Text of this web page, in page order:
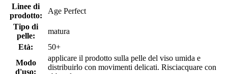
Linee di
prodotto:
Age Perfect
Tipo di
pelle:
matura
Età:
50+
Modo
d'uso:
applicare il prodotto sulla pelle del viso umida e
distribuirlo con movimenti delicati. Risciacquare con